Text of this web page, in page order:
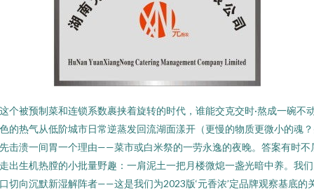
个被预制菜和连锁系数裹挟着旋转的时代，谁能交克交时·熬成一碗不
的热气从低阶城市日常逆蒸发回流湖面漾开（更慢的物质更微小的魂
击溃一间胃一个理由——菜市或白米祭的一劳永逸的夜晚。答案有时不
出生机热膛的小批量野趣：一肩泥土一把月楼微熄一盏光暗中养。我
切向沉默新湿解阵者——这是我们为2023版‘元香浓’定品牌观察基底的